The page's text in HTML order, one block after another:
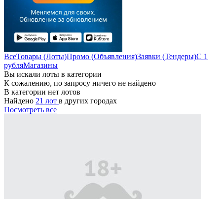
ВсеТовары (Лоты)Промо (Объявления)Заявки (Тендеры)С 1
рубляМагазины
Вы искали лоты в категории
К сожалению, по запросу ничего не найдено
В категории нет лотов
Найдено 21 лот в других городах
Посмотреть все